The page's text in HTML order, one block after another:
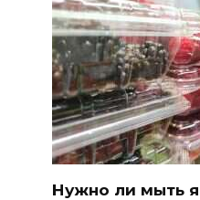
Нужно ли мыть